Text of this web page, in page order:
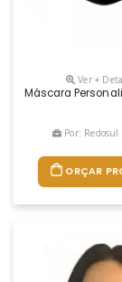
Ver +
Máscara
Por:
ORÇAR